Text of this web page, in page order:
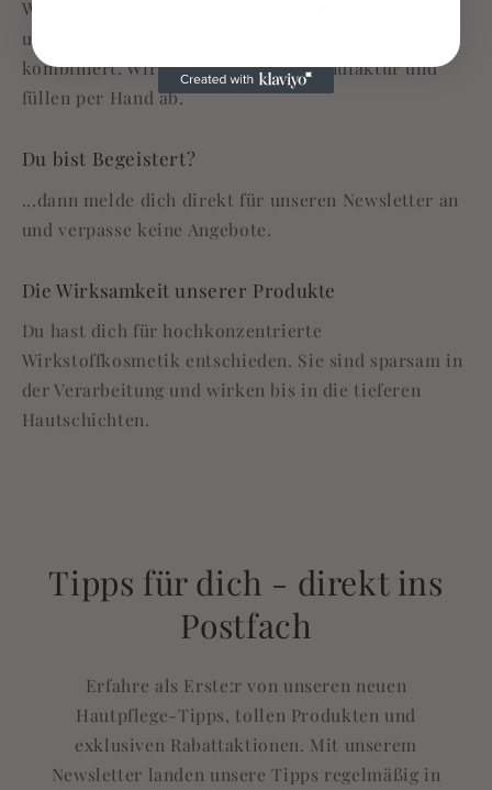
Wirkstoffwissen, regionale nachhaltige Wirkstoffe
und moderne Technologie werden sinnvoll
kombiniert. Wir sind eine kleine Manufaktur und
füllen per Hand ab.
Du bist Begeistert?
...dann melde dich direkt für unseren Newsletter an
und verpasse keine Angebote.
Die Wirksamkeit unserer Produkte
Du hast dich für hochkonzentrierte
Wirkstoffkosmetik entschieden. Sie sind sparsam in
der Verarbeitung und wirken bis in die tieferen
Hautschichten.
Tipps für dich - direkt ins
Postfach
Erfahre als Erste:r von unseren neuen
Hautpflege-Tipps, tollen Produkten und
exklusiven Rabattaktionen. Mit unserem
Newsletter landen unsere Tipps regelmäßig in